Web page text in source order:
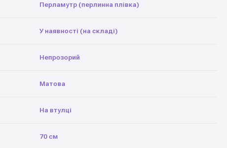
Перламутр (перлинна плівка)
У наявності (на складі)
Непрозорий
Матова
На втулці
70 см